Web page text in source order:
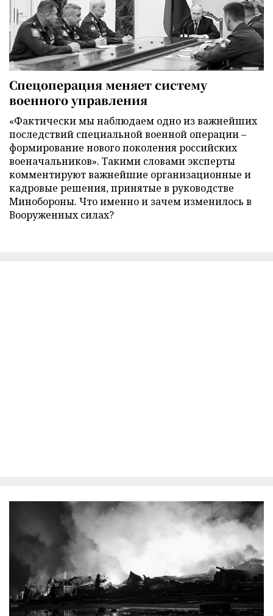
Спецоперация меняет систему
военного управления
«Фактически мы наблюдаем одно из важнейших
последствий специальной военной операции –
формирование нового поколения российских
военачальников». Такими словами эксперты
комментируют важнейшие организационные и
кадровые решения, принятые в руководстве
Минобороны. Что именно и зачем изменилось в
Вооруженных силах?